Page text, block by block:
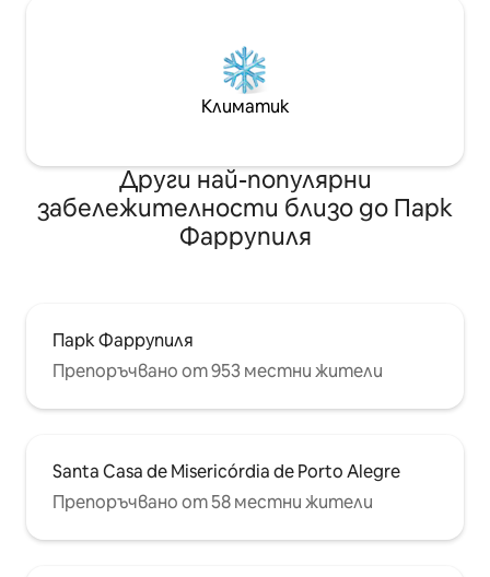
Климатик
Други най-популярни
забележителности близо до Парк
Фаррупиля
Парк Фаррупиля
Препоръчвано от 953 местни жители
Santa Casa de Misericórdia de Porto Alegre
Препоръчвано от 58 местни жители